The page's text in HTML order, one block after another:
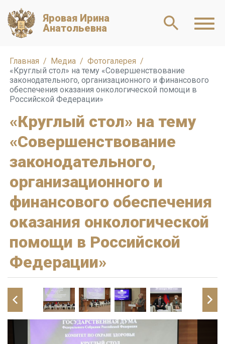
Яровая Ирина
Анатольевна
Главная Медиа
Фотогалерея
«Круглый стол» на тему «Совершенствование
законодательного, организационного и финансового
обеспечения оказания онкологической помощи в
Российской Федерации»
«Круглый стол» на тему
«Совершенствование
законодательного,
организационного и
финансового обеспечения
оказания онкологической
помощи в Российской
Федерации»